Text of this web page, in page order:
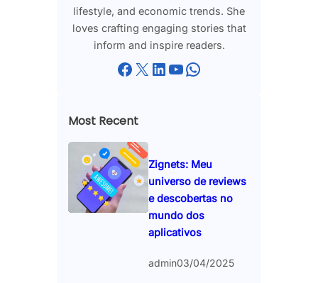
lifestyle, and economic trends. She
loves crafting engaging stories that
inform and inspire readers.
Facebook X LinkedIn YouTube WhatsApp
Most Recent
Zignets: Meu
universo de reviews
e descobertas no
mundo dos
aplicativos
admin03/04/2025